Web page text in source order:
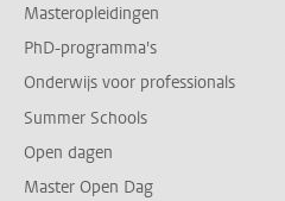
Masteropleidingen
PhD-programma's
Onderwijs voor professionals
Summer Schools
Open dagen
Master Open Dag